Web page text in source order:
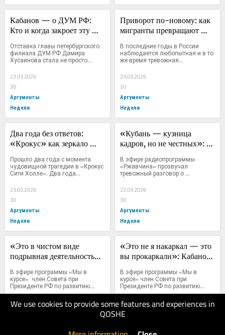
We use cookies to provide some features and experiences in
QOSHE
Кабанов — о ДУМ РФ:
Кто и когда закроет эту
Отставка главы петербургского
филиала ДУМ РФ Дамира
Хусаинова стала не просто...
23.03.2026
30
Аргументы
Недели
Приворот по-новому: как
мигранты превращают
высокодоходный бизнес в
РФ
В последние годы в России
наблюдается любопытная и в то
же время тревожная...
23.03.2026
20
Аргументы
Недели
Два года без ответов:
«Крокус» как зеркало
политического цинизма
Таджикистана
Прошло два года с момента
чудовищной трагедии в «Крокус
Сити Холле». Два года...
23.03.2026
30
Аргументы
Недели
«Кубань — кузница
кадров, но не честных»:
«чуде» на юге России
В эфире радиопрограммы
«Ржавчина» прозвучал
тревожный разговор о
масштабах...
22.03.2026
30
Аргументы
Недели
«Это в чистом виде
подрывная деятельность»:
заигрывании власти
Мордовии с осуждёнными
экстремистами
В эфире программы «Мы в
курсе»  член Совета при
Президенте РФ по развитию...
21.03.2026
«Это не я накаркал — это
вы прокаркали»: Кабанов
Холл» и предсказуемости
радикальной угрозы
В эфире программы «Мы в
курсе» член Совета при
Президенте РФ по развитию...
21.03.2026
20